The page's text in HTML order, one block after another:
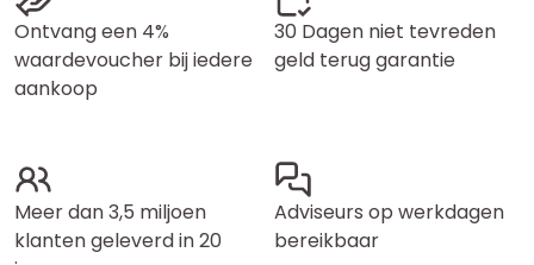
Ontvang een 4%
waardevoucher bij iedere
aankoop
30 Dagen niet tevreden
geld terug garantie
Meer dan 3,5 miljoen
klanten geleverd in 20
Adviseurs op werkdagen
bereikbaar